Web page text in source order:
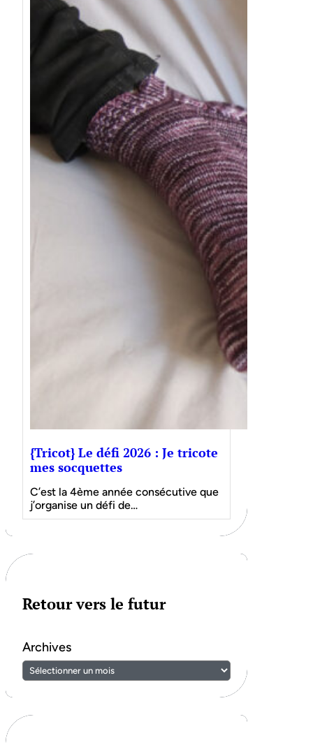
{Tricot} Le défi 2026 : Je tricote
mes socquettes
C’est la 4ème année consécutive que
j’organise un défi de…
Retour vers le futur
Archives